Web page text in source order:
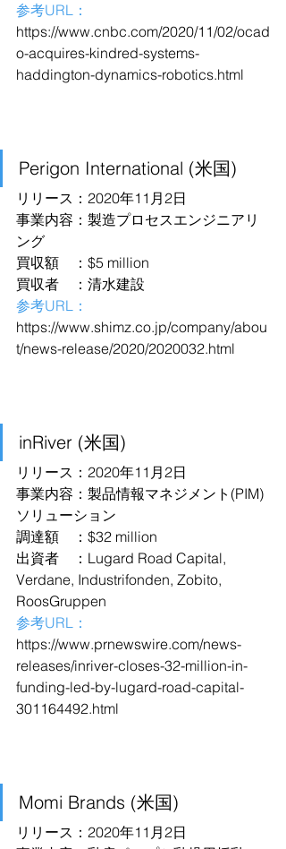
参考URL：
https://www.cnbc.com/2020/11/02/ocad
o-acquires-kindred-systems-
haddington-dynamics-robotics.html
Perigon International (米国)
リリース：2020年11月2日
事業内容：製造プロセスエンジニアリ
ング
買収額　：$5 million
買収者　：清水建設
参考URL：
https://www.shimz.co.jp/company/abou
t/news-release/2020/2020032.html
inRiver (米国)
リリース：2020年11月2日
事業内容：製品情報マネジメント(PIM)
ソリューション
調達額　：$32 million
出資者　：Lugard Road Capital,
Verdane, Industrifonden, Zobito,
RoosGruppen
参考URL：
https://www.prnewswire.com/news-
releases/inriver-closes-32-million-in-
funding-led-by-lugard-road-capital-
301164492.html
Momi Brands (米国)
リリース：2020年11月2日